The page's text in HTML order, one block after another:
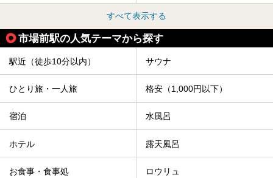
すべて表示する
市場前駅の人気テーマから探す
駅近（徒歩10分以内） サウナ
ひとり旅・一人旅 格安（1,000円以下）
宿泊 水風呂
ホテル 露天風呂
お食事・食事処 ロウリュ